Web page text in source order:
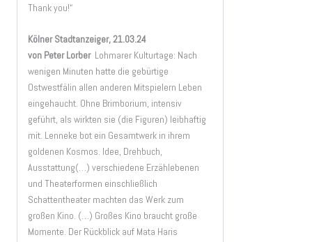
Thank you!“
Kölner Stadtanzeiger, 21.03.24
von Peter Lorber Lohmarer Kulturtage: Nach
wenigen Minuten hatte die gebürtige
Ostwestfälin allen anderen Mitspielern Leben
eingehaucht. Ohne Brimborium, intensiv
geführt, als wirkten sie (die Figuren) leibhaftig
mit. Lenneke bot ein Gesamtwerk in ihrem
goldenen Kosmos. Idee, Drehbuch,
Ausstattung(…) verschiedene Erzählebenen
und Theaterformen einschließlich
Schattentheater machten das Werk zum
großen Kino. (…) Großes Kino braucht große
Momente. Der Rückblick auf Mata Haris